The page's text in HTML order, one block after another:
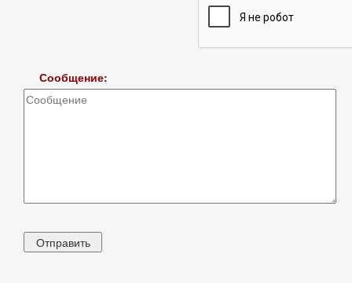
Сообщение: